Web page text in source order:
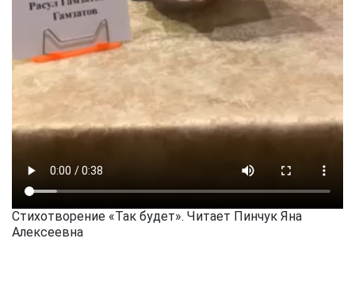
Стихотворение «Так будет». Читает Пинчук Яна
Алексеевна